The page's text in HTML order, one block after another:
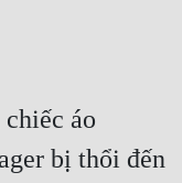
áo
bị thổi đến